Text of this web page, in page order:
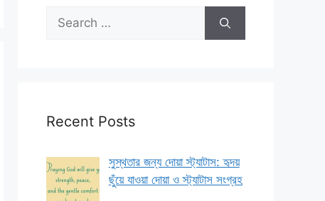
Search
for:
Recent Posts
সুস্থতার জন্য দোয়া স্ট্যাটাস: হৃদয়
ছুঁয়ে যাওয়া দোয়া ও স্ট্যাটাস সংগ্রহ